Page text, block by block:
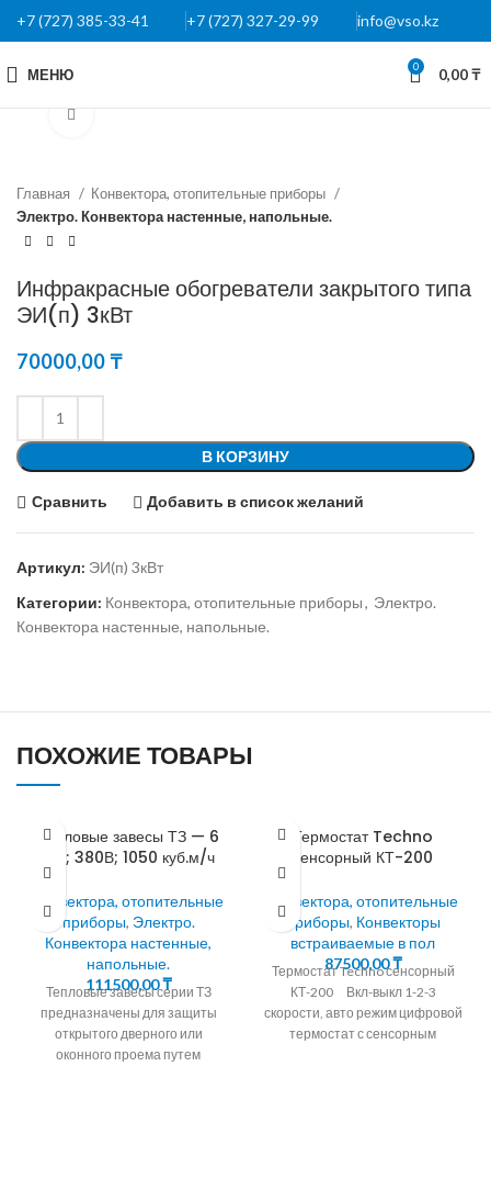
+7 (727) 385-33-41 +7 (727) 327-29-99 info@vso.kz
МЕНЮ 0 0,00₸
Главная
Конвектора, отопительные приборы
Электро. Конвектора настенные, напольные.
Инфракрасные обогреватели закрытого типа
ЭИ(п) 3кВт
70000,00₸
В КОРЗИНУ
Сравнить Добавить в список желаний
Артикул: ЭИ(п) 3кВт
Категории: Конвектора, отопительные приборы, Электро.
Конвектора настенные, напольные.
ПОХОЖИЕ ТОВАРЫ
Тепловые завесы ТЗ — 6
кВт; 380В; 1050 куб.м/ч
Конвектора, отопительные
приборы, Электро.
Конвектора настенные,
напольные.
111500,00₸
Тепловые завесы серии ТЗ
предназначены для защиты
открытого дверного или
оконного проема путем
Термостат Techno
сенсорный КТ-200
Конвектора, отопительные
приборы, Конвекторы
встраиваемые в пол
87500,00₸
Термостат Techno сенсорный
КТ-200 Вкл-выкл 1-2-3
скорости, авто режим цифровой
термостат с сенсорным